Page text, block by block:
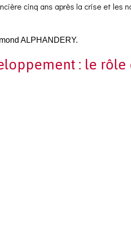
cinq ans après la crise et les
ALPHANDERY.
: le